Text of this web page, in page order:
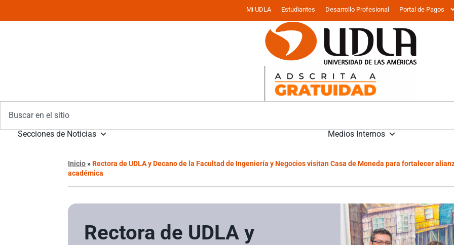
Mi UDLA Estudiantes Desarrollo Profesional Portal de Pagos
Secciones de Noticias Medios Internos
Inicio»Rectora de UDLA y Decano de la Facultad de Ingeniería y Negocios visitan Casa de Moneda para fortalecer
académica
Rectora de UDLA y